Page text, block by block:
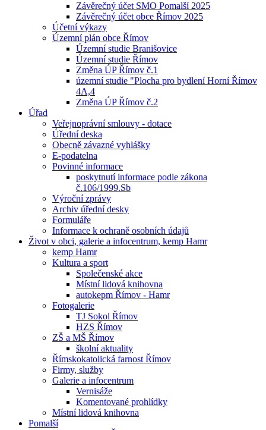
Závěrečný účet SMO Pomalší 2025
Závěrečný účet obce Římov 2025
Účetní výkazy
Územní plán obce Římov
Územní studie Branišovice
Územní studie Římov
Změna ÚP Římov č.1
územní studie "Plocha pro bydlení Horní Římov
4A,4
Změna ÚP Římov č.2
Úřad
Veřejnoprávní smlouvy - dotace
Úřední deska
Obecně závazné vyhlášky
E-podatelna
Povinné informace
poskytnutí informace podle zákona
č.106/1999.Sb
Výroční zprávy
Archiv úřední desky
Formuláře
Informace k ochraně osobních údajů
Život v obci, galerie a infocentrum, kemp Hamr
kemp Hamr
Kultura a sport
Společenské akce
Místní lidová knihovna
autokepm Římov - Hamr
Fotogalerie
TJ Sokol Římov
HZS Římov
ZŠ a MŠ Římov
školní aktuality
Římskokatolická farnost Římov
Firmy, služby
Galerie a infocentrum
Vernisáže
Komentované prohlídky
Místní lidová knihovna
Pomalší